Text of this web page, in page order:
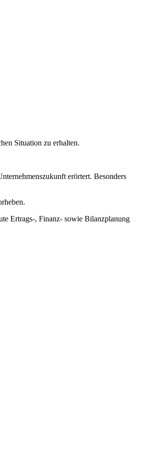
Situation zu erhalten.
erörtert. Besonders
Ertrags-, Finanz- sowie Bilanzplanung